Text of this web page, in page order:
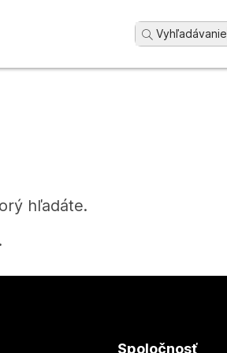
Vyhľadávanie
hľadáte.
Spoločnosť